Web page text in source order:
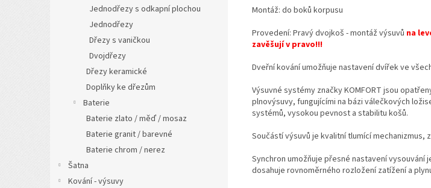
Jednodřezy s odkapní plochou
Jednodřezy
Dřezy s vaničkou
Dvojdřezy
Dřezy keramické
Doplňky ke dřezům
Baterie
Baterie zlato / měď / mosaz
Baterie granit / barevné
Baterie chrom / nerez
Šatna
Kování - výsuvy
Montáž: do boků korpusu
Provedení: Pravý dvojkoš - montáž výsuvů na
zavěšují v pravo!!!
Dveřní kování umožňuje nastavení dvířek ve
Výsuvné systémy značky KOMFORT jsou
plnovýsuvy, fungujícími na bázi válečkových
systémů, vysokou pevnost a stabilitu košů.
Součástí výsuvů je kvalitní tlumící mechanizmus,
Synchron umožňuje přesné nastavení
dosahuje rovnoměrného rozložení zatížení a